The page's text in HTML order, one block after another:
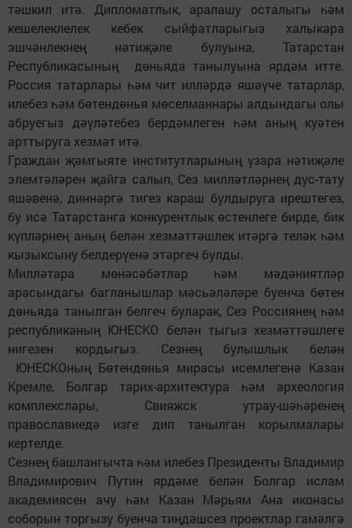
тәшкил итә. Дипломатлык, аралашу осталыгы һәм
кешелеклелек кебек сыйфатларыгыз халыкара
эшчәнлекнең нәтиҗәле булуына, Татарстан
Республикасының дөньяда танылуына ярдәм итте.
Россия татарлары һәм чит илләрдә яшәүче татарлар,
илебез һәм бөтендөнья мөселманнары алдындагы олы
абруегыз дәүләтебез бердәмлеген һәм аның куәтен
арттыруга хезмәт итә.
Граждан җәмгыяте институтларының үзара нәтиҗәле
элемтәләрен җайга салып, Сез милләтләрнең дус-тату
яшәвенә, диннәргә тигез караш булдыруга ирештегез,
бу исә Татарстанга конкурентлык өстенлеге бирде, бик
күпләрнең аның белән хезмәттәшлек итәргә теләк һәм
кызыксыну белдерүенә этәргеч булды.
Милләтара мөнәсәбәтләр һәм мәдәниятләр
арасындагы багланышлар мәсьәләләре буенча бөтен
дөньяда танылган белгеч буларак, Сез Россиянең һәм
республиканың ЮНЕСКО белән тыгыз хезмәттәшлеге
нигезен кордыгыз. Сезнең булышлык белән
ЮНЕСКОның Бөтендөнья мирасы исемлегенә Казан
Кремле, Болгар тарих-архитектура һәм археология
комплекслары, Свияжск утрау-шәһәренең
православиедә изге дип танылган корылмалары
кертелде.
Сезнең башлангычта һәм илебез Президенты Владимир
Владимирович Путин ярдәме белән Болгар ислам
академиясен ачу һәм Казан Мәрьям Ана иконасы
соборын торгызу буенча тиңдәшсез проектлар гамәлгә